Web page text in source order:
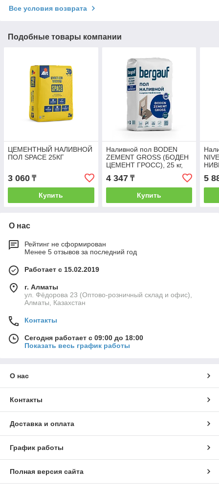
Все условия возврата
Подобные товары компании
ЦЕМЕНТНЫЙ НАЛИВНОЙ
ПОЛ SPACE 25КГ
3 060 ₸
Купить
Наливной пол BODEN
ZEMENT GROSS (БОДЕН
ЦЕМЕНТ ГРОСС), 25 кг,
4 347₸
Купить
кг,
5
О нас
Рейтинг не сформирован
Менее 5 отзывов за последний год
Работает с 15.02.2019
г. Алматы
ул. Фёдорова 23 (Оптово-розничный склад и офис),
Алматы, Казахстан
Контакты
Сегодня работает с 09:00 до 18:00
Показать весь график работы
О нас
Контакты
Доставка и оплата
График работы
Полная версия сайта